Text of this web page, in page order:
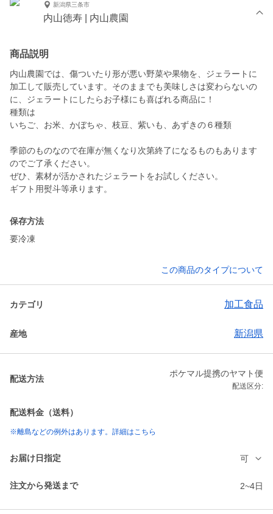
新潟県三条市
内山徳寿 | 内山農園
商品説明
内山農園では、傷ついたり形が悪い野菜や果物を、ジェラートに
加工して販売しています。そのままでも美味しさは変わらないの
に、ジェラートにしたらお子様にも喜ばれる商品に！
種類は
いちご、お米、かぼちゃ、枝豆、紫いも、あずきの６種類
季節のものなので在庫が無くなり次第終了になるものもあります
のでご了承ください。
ぜひ、素材が活かされたジェラートをお試しください。
ギフト用熨斗等承ります。
保存方法
要冷凍
この商品のタイプについて
カテゴリ 加工食品
産地 新潟県
配送方法
ポケマル提携のヤマト便
配送区分:
配送料金（送料）
※離島などの例外はあります。詳細はこちら
お届け日指定 可
注文から発送まで 2~4日